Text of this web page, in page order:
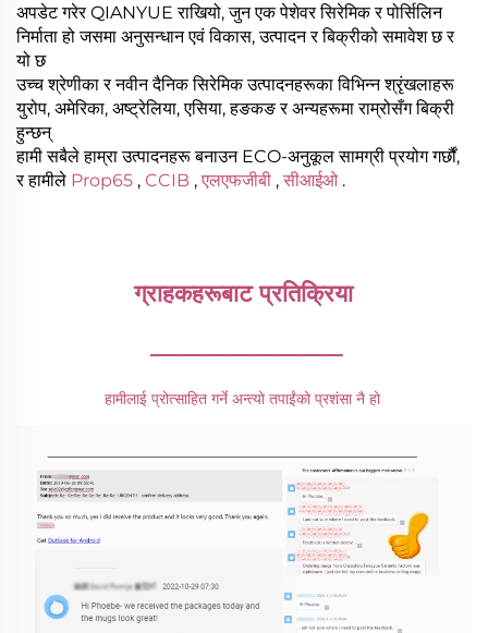
अपडेट गरेर QIANYUE राखियो, जुन एक पेशेवर सिरेमिक र पोर्सिलिन
निर्माता हो जसमा अनुसन्धान एवं विकास, उत्पादन र बिक्रीको समावेश छ र
यो छ
उच्च श्रेणीका र नवीन दैनिक सिरेमिक उत्पादनहरूका विभिन्न श्रृंखलाहरू
युरोप, अमेरिका, अष्ट्रेलिया, एसिया, हङकङ र अन्यहरूमा राम्रोसँग बिक्री
हुन्छन्
हामी सबैले हाम्रा उत्पादनहरू बनाउन ECO-अनुकूल सामग्री प्रयोग गर्छौं,
र हामीले Prop65 , CCIB , एलएफजीबी , सीआईओ .
ग्राहकहरूबाट प्रतिक्रिया
________________
हामीलाई प्रोत्साहित गर्ने अन्त्यो तपाईंको प्रशंसा नै हो